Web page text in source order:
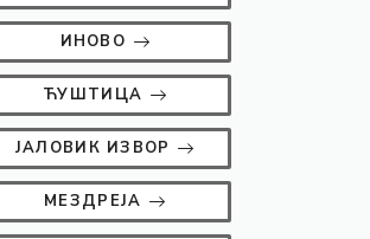
ИНОВО
ЋУШТИЦА
ЈАЛОВИК ИЗВОР
МЕЗДРЕЈА